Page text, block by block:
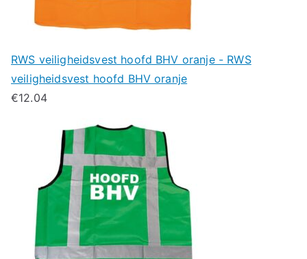
RWS veiligheidsvest hoofd BHV oranje - RWS
veiligheidsvest hoofd BHV oranje
€12.04